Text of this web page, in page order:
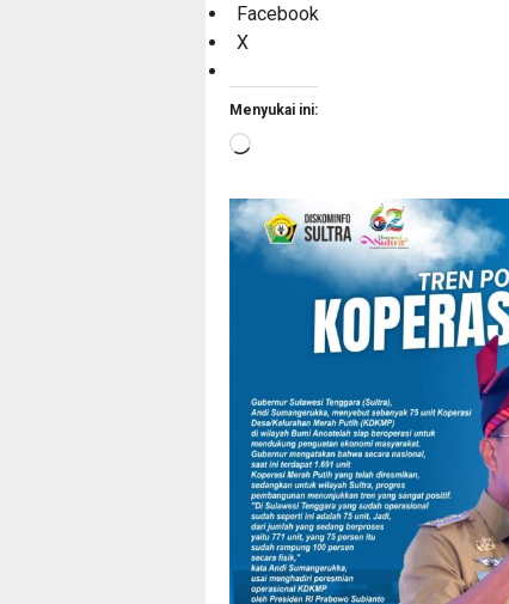
Facebook
X
Menyukai ini:
Memuat...